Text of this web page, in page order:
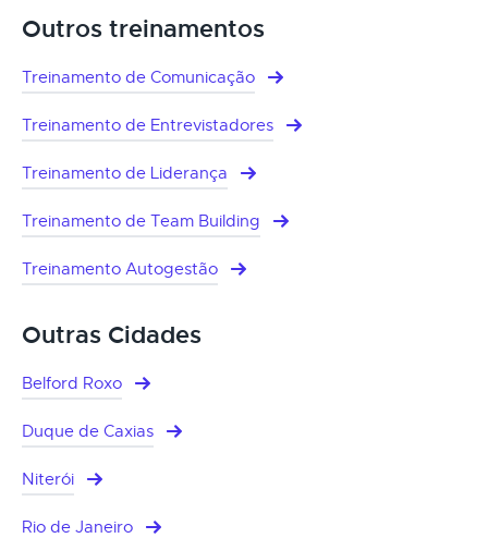
Outros treinamentos
Treinamento de Comunicação
Treinamento de Entrevistadores
Treinamento de Liderança
Treinamento de Team Building
Treinamento Autogestão
Outras Cidades
Belford Roxo
Duque de Caxias
Niterói
Rio de Janeiro